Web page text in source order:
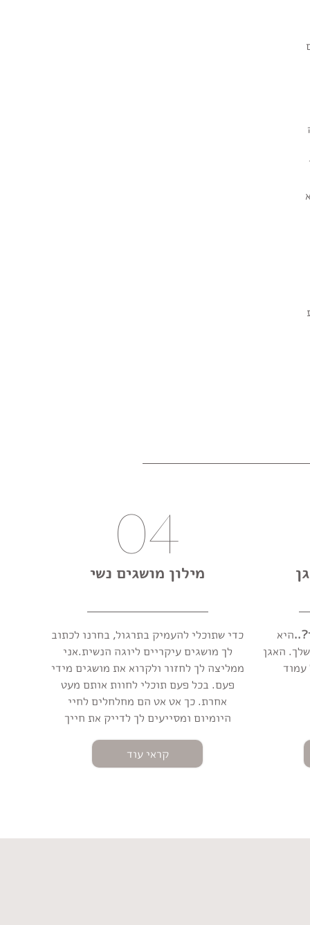
היא
האגן
עמוד
04
מילון מושגים נשי
כדי שתוכלי להעמיק בתרגול, בחרנו לכתוב
לך מושגים עיקריים ליוגה הנשית.אני
ממליצה לך לחזור ולקרוא את מושגים מידי
פעם. בכל פעם תוכלי לחוות אותם מעט
אחרת. כך אט אט הם מחלחלים לחיי
היומיום ומסייעים לך לדייק את חייך
קראי עוד